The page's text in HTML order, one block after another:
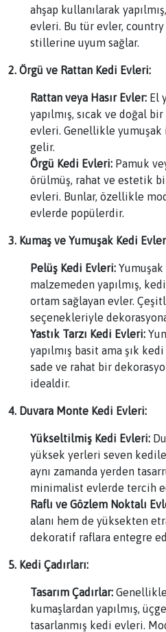
ahşap kullanılarak
evleri. Bu tür evler,
stillerine uyum sağlar.
2. Örgü ve Rattan Kedi Evleri:
Rattan veya Hasır Evler: El
yapılmış, sıcak ve doğal
evleri. Genellikle
gelir.
Örgü Kedi Evleri: Pamuk
örülmüş, rahat ve estetik
evleri. Bunlar, özellikle
evlerde popülerdir.
3. Kumaş ve Yumuşak Kedi
Pelüş Kedi Evleri:
malzemeden yapılmış,
ortam sağlayan evler.
seçenekleriyle
Yastık Tarzı Kedi Evleri:
yapılmış basit ama şık
sade ve rahat bir
idealdir.
4. Duvara Monte Kedi Evleri:
Yükseltilmiş Kedi Evleri:
yüksek yerleri seven
aynı zamanda yerden
minimalist evlerde tercih
Raflı ve Gözlem Noktalı
alanı hem de yüksekten
dekoratif raflara entegre
5. Kedi Çadırları:
Tasarım Çadırlar:
kumaşlardan yapılmış,
tasarlanmış kedi evleri.